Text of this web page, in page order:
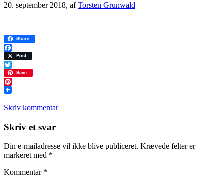
20. september 2018, afTorsten Grunwald
Share
Facebook
Post
Twitter
Save
Pinterest
Skriv kommentar
Læserinteraktioner
Skriv et svar
Din e-mailadresse vil ikke blive publiceret. Krævede felter er
markeret med *
Kommentar *